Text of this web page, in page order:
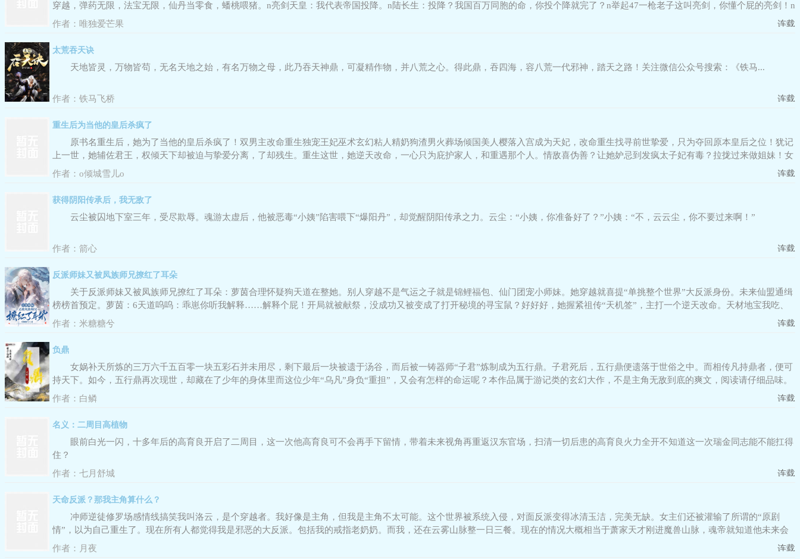
穿越，弹药无限，法宝无限，仙丹当零食，蟠桃喂猪。n亮剑天皇：我代表帝国投降。n陆长生：投降？我国百万同胞的命，你投个降就完了？n举起47一枪老子这叫亮剑，你懂个屁的亮剑！n
西游记：太上老君看着你当糖吃的九转金丹，疯了。n漫威世界：托
作者： 唯独爱芒果 连载
太荒吞天诀
天地皆灵，万物皆苟，无名天地之始，有名万物之母，此乃吞天神鼎，可凝精作物，并八荒之心。得此鼎，吞四海，容八荒一代邪神，踏天之路！关注微信公众号搜索：《铁马...
作者： 铁马飞桥 连载
重生后为当他的皇后杀疯了
原书名重生后，她为了当他的皇后杀疯了！双男主改命重生独宠王妃巫术玄幻粘人精奶狗渣男火葬场倾国美人樱落入宫成为天妃，改命重生找寻前世挚爱，只为夺回原本皇后之位！犹记
上一世，她辅佐君王，权倾天下却被迫与挚爱分离，了却残生。重生这世，她逆天改命，一心只为庇护家人，和重遇那个人。情敌喜伪善？让她妒忌到发疯太子妃有毒？拉拢过来做姐妹！女
子地位弱？一手巫术当祭司毒舌皇子宠？助他翻身登帝位！在尔虞我诈的宫廷里
作者： o倾城雪儿o 连载
获得阴阳传承后，我无敌了
云尘被囚地下室三年，受尽欺辱。魂游太虚后，他被恶毒“小姨”陷害喂下“爆阳丹”，却觉醒阴阳传承之力。云尘：“小姨，你准备好了？”小姨：“不，云云尘，你不要过来啊！”
作者： 箭心 连载
反派师妹又被凤族师兄撩红了耳朵
关于反派师妹又被凤族师兄撩红了耳朵：萝茵合理怀疑狗天道在整她。别人穿越不是气运之子就是锦鲤福包、仙门团宠小师妹。她穿越就喜提“单挑整个世界”大反派身份。未来仙盟通缉
榜榜首预定。萝茵：6天道呜呜：乖崽你听我解释……解释个屁！开局就被献祭，没成功又被变成了打开秘境的寻宝鼠？好好好，她握紧祖传“天机签”，主打一个逆天改命。天材地宝我吃、
我啃、我挖！随手再掏个穿越者老乡的坟。顺便又契约了美到让人炫目的师
作者： 米糖糖兮 连载
负鼎
女娲补天所炼的三万六千五百零一块五彩石并未用尽，剩下最后一块被遗于汤谷，而后被一铸器师“子君”炼制成为五行鼎。子君死后，五行鼎便遗落于世俗之中。而相传凡持鼎者，便可
持天下。如今，五行鼎再次现世，却藏在了少年的身体里而这位少年“乌凡”身负“重担”，又会有怎样的命运呢？本作品属于游记类的玄幻大作，不是主角无敌到底的爽文，阅读请仔细品味。
世界比较复杂，每个人都有自己的血肉，节奏可能比较舒缓，但是仔细看
作者： 白鳞 连载
名义：二周目高植物
眼前白光一闪，十多年后的高育良开启了二周目，这一次他高育良可不会再手下留情，带着未来视角再重返汉东官场，扫清一切后患的高育良火力全开不知道这一次瑞金同志能不能扛得
住？
作者： 七月舒城 连载
天命反派？那我主角算什么？
冲师逆徒修罗场感情线搞笑我叫洛云，是个穿越者。我好像是主角，但我是主角不太可能。这个世界被系统入侵，对面反派变得冰清玉洁，完美无缺。女主们还被灌输了所谓的“原剧
情”，以为自己重生了。现在所有人都觉得我是邪恶的大反派。包括我的戒指老奶奶。而我，还在云雾山脉整一日三餐。现在的情况大概相当于萧家天才刚进魔兽山脉，魂帝就知道他未来会
成长为炎帝，药老还被对面策反了。而我孑然一身。天道，你给我的什么剧本？我
作者： 月夜 连载